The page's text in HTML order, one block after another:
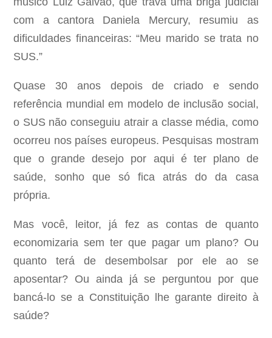
com a cantora Daniela Mercury, resumiu as
dificuldades financeiras: “Meu marido se trata no
SUS.”
Quase 30 anos depois de criado e sendo
referência mundial em modelo de inclusão social,
o SUS não conseguiu atrair a classe média, como
ocorreu nos países europeus. Pesquisas mostram
que o grande desejo por aqui é ter plano de
saúde, sonho que só fica atrás do da casa
própria.
Mas você, leitor, já fez as contas de quanto
economizaria sem ter que pagar um plano? Ou
quanto terá de desembolsar por ele ao se
aposentar? Ou ainda já se perguntou por que
bancá-lo se a Constituição lhe garante direito à
saúde?